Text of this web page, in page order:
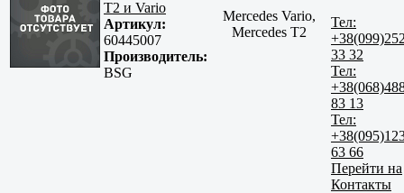
Т2 и Vario
Артикул:
60445007
Производитель:
BSG
Mercedes Vario,
Mercedes T2
Тел:
33 32
Тел:
83 13
Тел:
63 66
Перейти на
Контакты